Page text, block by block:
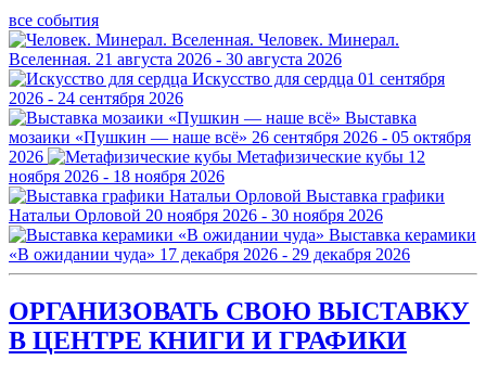
все события
Человек. Минерал.
Вселенная. 21 августа 2026 - 30 августа 2026
Искусство для сердца 01 сентября
2026 - 24 сентября 2026
Выставка
мозаики «Пушкин — наше всё» 26 сентября 2026 - 05 октября
2026
Метафизические кубы 12
ноября 2026 - 18 ноября 2026
Выставка графики
Натальи Орловой 20 ноября 2026 - 30 ноября 2026
Выставка керамики
«В ожидании чуда» 17 декабря 2026 - 29 декабря 2026
ОРГАНИЗОВАТЬ СВОЮ ВЫСТАВКУ
В ЦЕНТРЕ КНИГИ И ГРАФИКИ